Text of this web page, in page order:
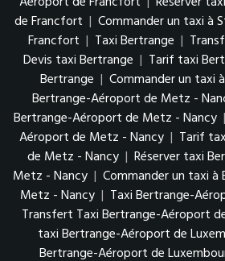
de Francfort | Commander un taxi à
Francfort | Taxi Bertrange |
Devis taxi Bertrange | Tarif taxi
Bertrange | Commander un taxi
Bertrange-Aéroport de Metz -
Bertrange-Aéroport de Metz - Nancy |
Aéroport de Metz - Nancy | Tarif
de Metz - Nancy | Réserver taxi
Metz - Nancy | Commander un taxi
Metz - Nancy | Taxi Bertrange-
Transfert Taxi Bertrange-Aéroport
taxi Bertrange-Aéroport de
Bertrange-Aéroport de